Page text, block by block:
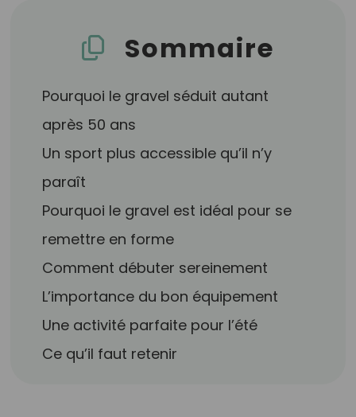
Sommaire
Pourquoi le gravel séduit autant
après 50 ans
Un sport plus accessible qu’il n’y
paraît
Pourquoi le gravel est idéal pour se
remettre en forme
Comment débuter sereinement
L’importance du bon équipement
Une activité parfaite pour l’été
Ce qu’il faut retenir